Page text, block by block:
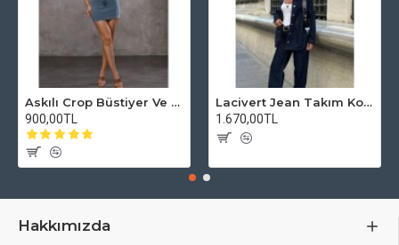
Askılı Crop Büstiyer Ve Mini Etek Lycralı HAFEN Free Blue Takım Jean Denim
900,00TL
Lacivert Jean Takım Kot pantolon ve ceket hafen
1.670,00TL
Hakkımızda